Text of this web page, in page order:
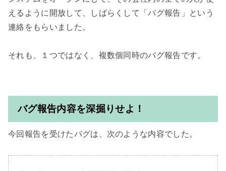
えるように開放して、しばらくして「バグ報告」という
連絡をもらいました。
それも、１つではなく、複数個同時のバグ報告です。
バグ報告内容を深掘りせよ！
今回報告を受けたバグは、次のような内容でした。